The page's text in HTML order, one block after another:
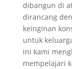
dibangun di
dirancang
keinginan
untuk
ini kami
mempelajari